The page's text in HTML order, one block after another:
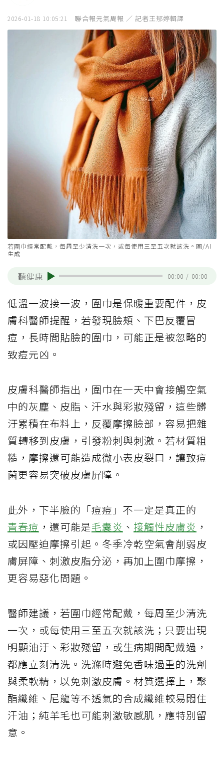
2026-01-18 10:05:21 聯合報元氣周報 ／ 記者王郁婷輯譯
若圍巾經常配戴，每周至少清洗一次，或每使用三至五次就該洗。圖/AI
生成
聽健康 00:00 / 00:00
低溫一波接一波，圍巾是保暖重要配件，皮
膚科醫師提醒，若發現臉頰、下巴反覆冒
痘，長時間貼臉的圍巾，可能正是被忽略的
致痘元凶。
皮膚科醫師指出，圍巾在一天中會接觸空氣
中的灰塵、皮脂、汗水與彩妝殘留，這些髒
汙累積在布料上，反覆摩擦臉部，容易把雜
質轉移到皮膚，引發粉刺與刺激。若材質粗
糙，摩擦還可能造成微小表皮裂口，讓致痘
菌更容易突破皮膚屏障。
此外，下半臉的「痘痘」不一定是真正的
青春痘 ，還可能是毛囊炎 、 接觸性皮膚炎 ，
或因壓迫摩擦引起。冬季冷乾空氣會削弱皮
膚屏障、刺激皮脂分泌，再加上圍巾摩擦，
更容易惡化問題。
醫師建議，若圍巾經常配戴，每周至少清洗
一次，或每使用三至五次就該洗；只要出現
明顯油汙、彩妝殘留，或生病期間配戴過，
都應立刻清洗。洗滌時避免香味過重的洗劑
與柔軟精，以免刺激皮膚。材質選擇上，聚
酯纖維、尼龍等不透氣的合成纖維較易悶住
汗油；純羊毛也可能刺激敏感肌，應特別留
意。